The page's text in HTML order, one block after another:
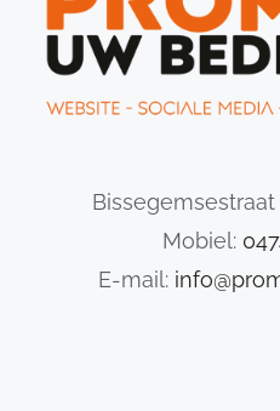
Bissegemsestraat
Mobiel:
E-mail: